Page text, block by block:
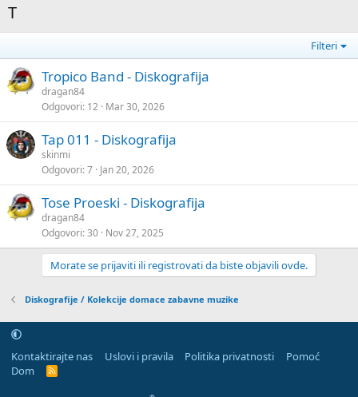
T
Filteri
Tropico Band - Diskografija
dragan84
Odgovori 12 Mar 30, 2026
Tap 011 - Diskografija
skinmi
Odgovori 7 Jan 20, 2026
Tose Proeski - Diskografija
dragan84
Odgovori 30 Nov 27, 2025
Morate se prijaviti ili registrovati da biste objavili ovde.
Diskografije / Kolekcije domace zabavne muzike
Kontaktirajte nas Uslovi i pravila Politika privatnosti
Pomoć
Dom
R